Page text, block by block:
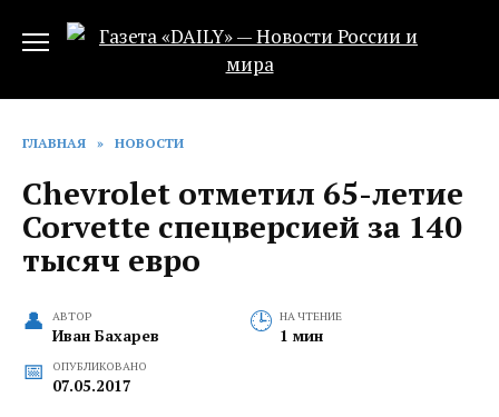
ГЛАВНАЯ » НОВОСТИ
Chevrolet отметил 65-летие
Corvette спецверсией за 140
тысяч евро‍
АВТОР
Иван Бахарев
НА ЧТЕНИЕ
1 мин
ОПУБЛИКОВАНО
07.05.2017